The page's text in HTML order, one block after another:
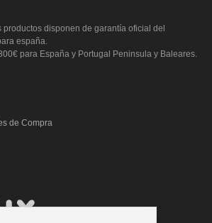
productos disponen de garantía oficial del
españa.
para España y Portugal Peninsula y Baleares.
de Compra